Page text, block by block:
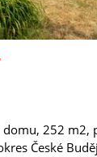
252 m2,
České